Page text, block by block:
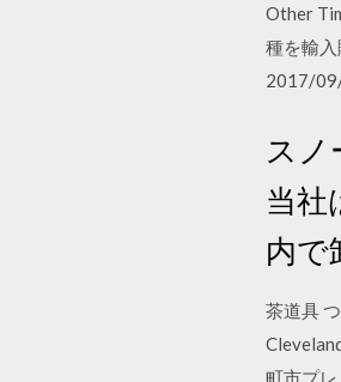
Other
種を輸
2017/
スノ
当社
内で
茶道具
町市プ